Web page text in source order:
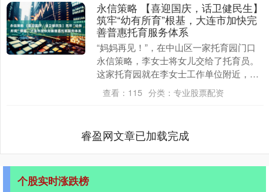
永信策略 【喜迎国庆，话卫健民生】
筑牢“幼有所育”根基，大连市加快完
善普惠托育服务体系
“妈妈再见！”，在中山区一家托育园门口
永信策略，李女士将女儿交给了托育员。
这家托育园就在李女士工作单位附近，早
晨8点孩子入园，下午4点到5点家长可以
接孩子离园，....
查看： 115 分类： 专业股票配资
睿盈网文章已加载完成
个股实时涨跌榜